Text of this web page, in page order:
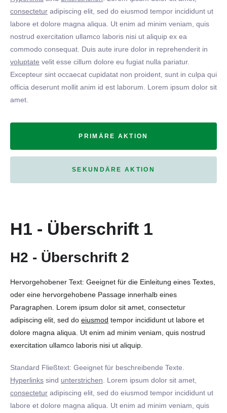
consectetur adipiscing elit, sed do eiusmod tempor incididunt ut
labore et dolore magna aliqua. Ut enim ad minim veniam, quis
nostrud exercitation ullamco laboris nisi ut aliquip ex ea
commodo consequat. Duis aute irure dolor in reprehenderit in
voluptate velit esse cillum dolore eu fugiat nulla pariatur.
Excepteur sint occaecat cupidatat non proident, sunt in culpa qui
officia deserunt mollit anim id est laborum. Lorem ipsum dolor sit
amet.
PRIMÄRE AKTION
SEKUNDÄRE AKTION
H1 - Überschrift 1
H2 - Überschrift 2
Hervorgehobener Text: Geeignet für die Einleitung eines Textes,
oder eine hervorgehobene Passage innerhalb eines
Paragraphen. Lorem ipsum dolor sit amet, consectetur
adipiscing elit, sed do eiusmod tempor incididunt ut labore et
dolore magna aliqua. Ut enim ad minim veniam, quis nostrud
exercitation ullamco laboris nisi ut aliquip.
Standard Fließtext: Geeignet für beschreibende Texte.
Hyperlinks sind unterstrichen . Lorem ipsum dolor sit amet,
consectetur adipiscing elit, sed do eiusmod tempor incididunt ut
labore et dolore magna aliqua. Ut enim ad minim veniam, quis